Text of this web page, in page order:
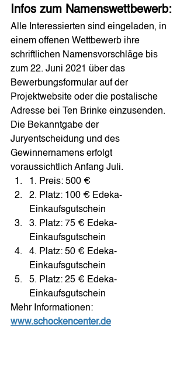
Infos zum Namenswettbewerb:
Alle Interessierten sind eingeladen, in
einem offenen Wettbewerb ihre
schriftlichen Namensvorschläge bis
zum 22. Juni 2021 über das
Bewerbungsformular auf der
Projektwebsite oder die postalische
Adresse bei Ten Brinke einzusenden.
Die Bekanntgabe der
Juryentscheidung und des
Gewinnernamens erfolgt
voraussichtlich Anfang Juli.
1. Preis: 500 €
2. Platz: 100 € Edeka-
Einkaufsgutschein
3. Platz: 75 € Edeka-
Einkaufsgutschein
4. Platz: 50 € Edeka-
Einkaufsgutschein
5. Platz: 25 € Edeka-
Einkaufsgutschein
Mehr Informationen:
www.schockencenter.de